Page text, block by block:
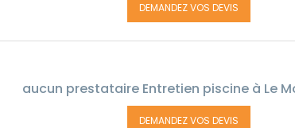
DEMANDEZ VOS DEVIS
aucun prestataire Entretien piscine à Le
DEMANDEZ VOS DEVIS